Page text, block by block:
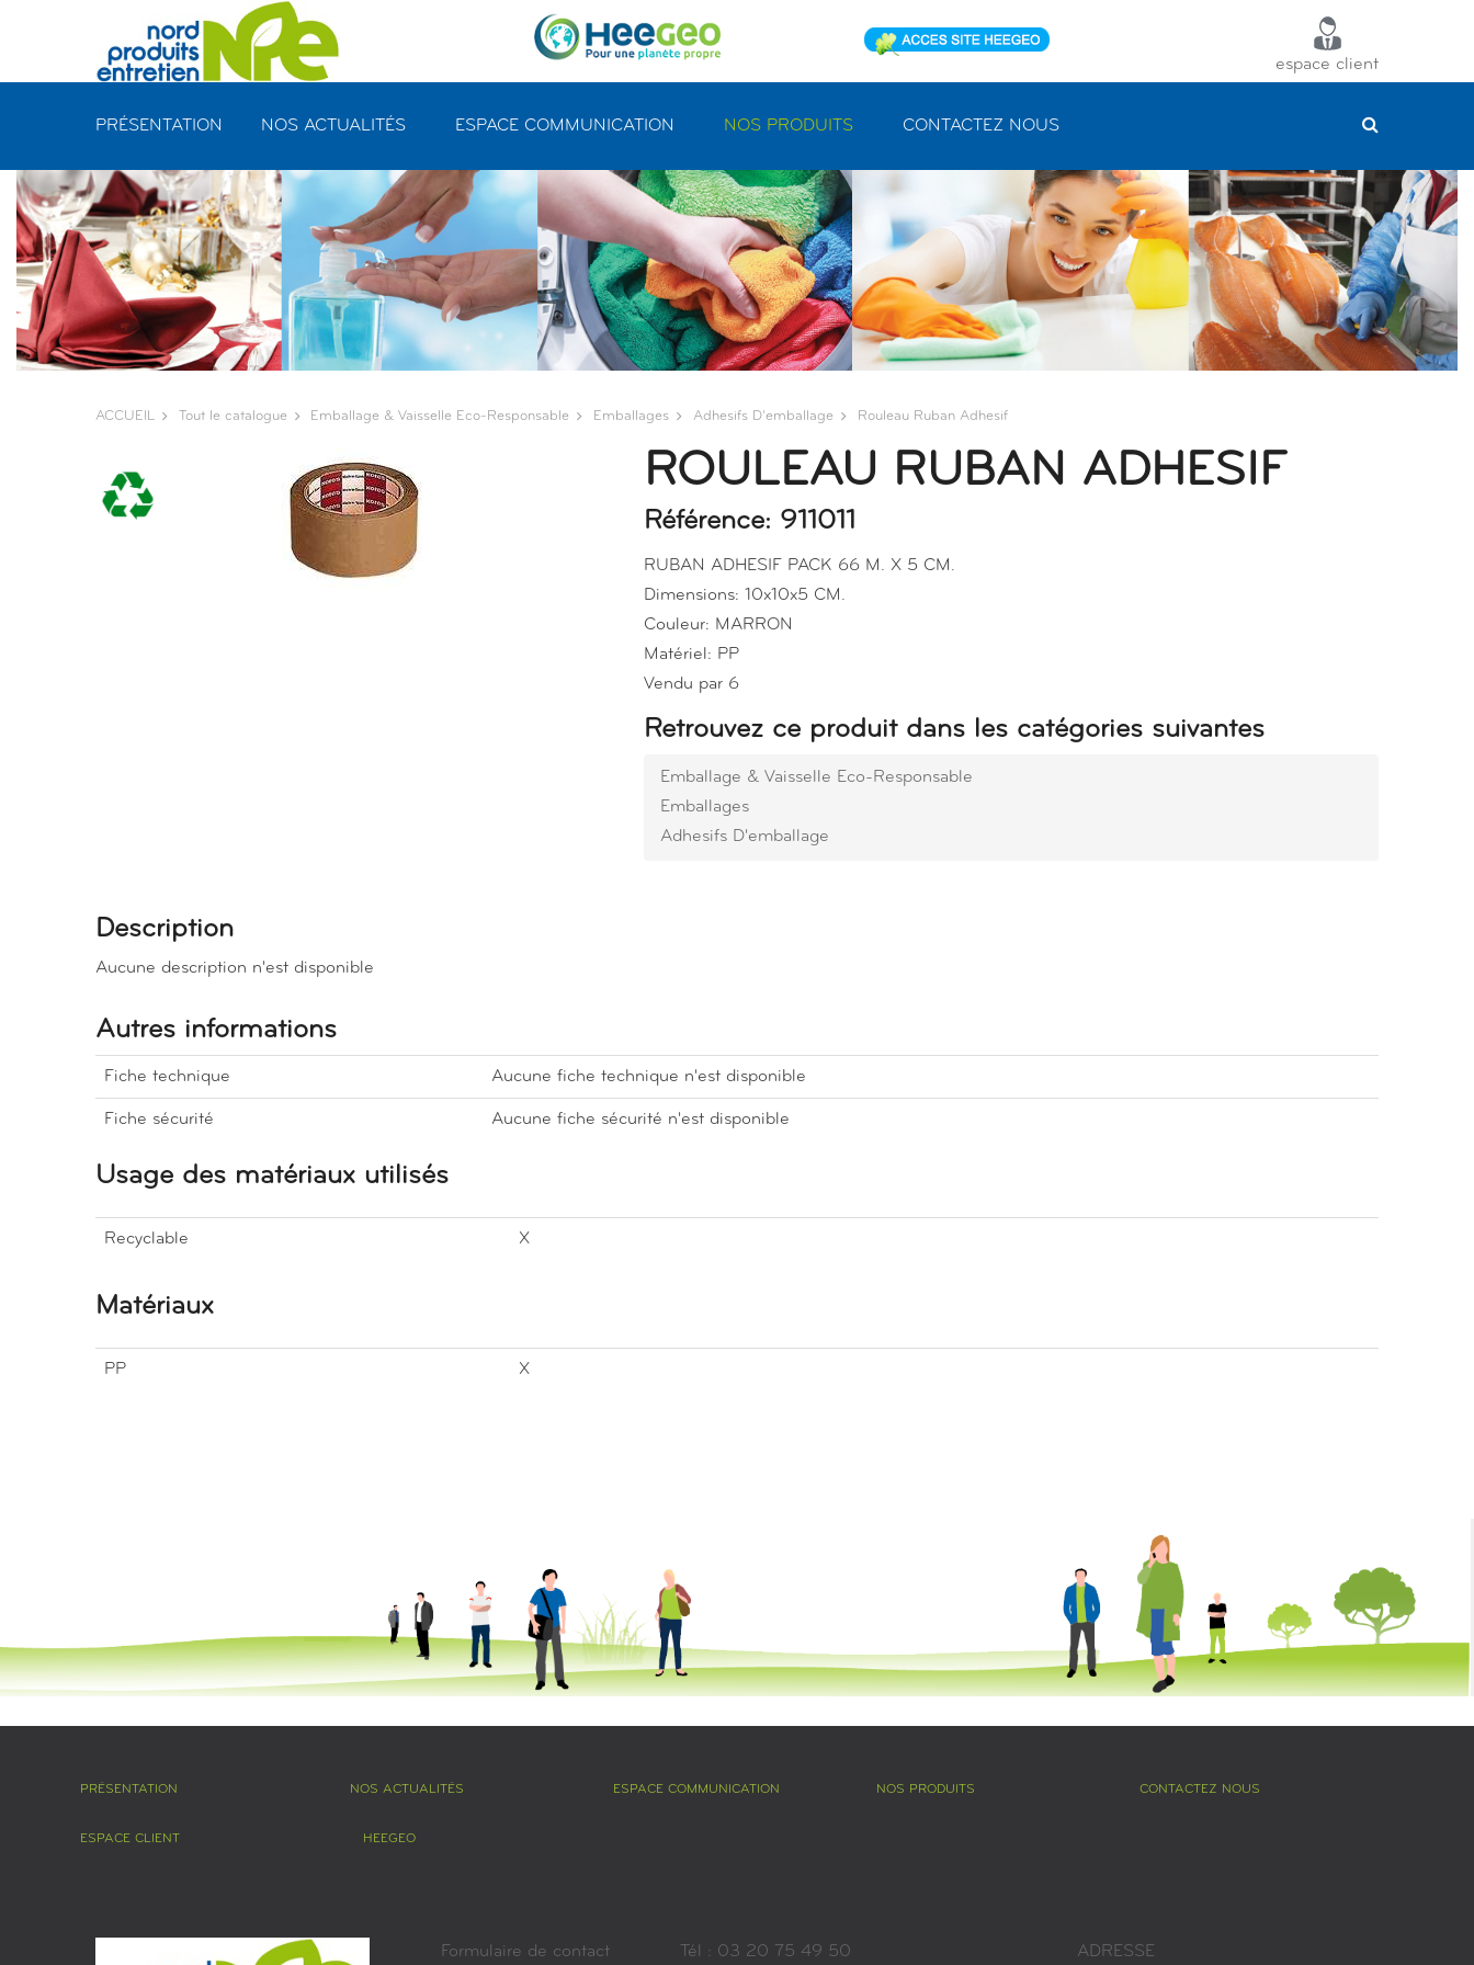
espace client
PRÉSENTATION NOS ACTUALITÉS ESPACE COMMUNICATION NOS PRODUITS CONTACTEZ NOUS
ACCUEIL Tout le catalogue Emballage & Vaisselle Eco-Responsable Emballages Adhesifs D'emballage Rouleau Ruban Adhesif
ROULEAU RUBAN ADHESIF
Référence: 911011
RUBAN ADHESIF PACK 66 M. X 5 CM.
Dimensions: 10x10x5 CM.
Couleur: MARRON
Matériel: PP
Vendu par 6
Retrouvez ce produit dans les catégories suivantes
Emballage & Vaisselle Eco-Responsable
Emballages
Adhesifs D'emballage
Description
Aucune description n'est disponible
Autres informations
Fiche technique Aucune fiche technique n'est disponible
Fiche sécurité Aucune fiche sécurité n'est disponible
Usage des matériaux utilisés
Recyclable X
Matériaux
PP X
PRÉSENTATION NOS ACTUALITÉS ESPACE COMMUNICATION NOS PRODUITS CONTACTEZ NOUS
ESPACE CLIENT HEEGEO
Formulaire de contact Tél : 03 20 75 49 50 ADRESSE
Panneau de gestion des cookies